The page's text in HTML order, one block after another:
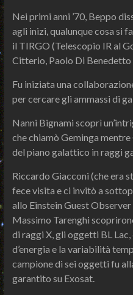
Nei primi anni ’70, Beppo
agli inizi, qualunque cosa si
il TIRGO (Telescopio IR al
Citterio, Paolo Di Benedetto
Fu iniziata una
per cercare gli ammassi di
Nanni Bignami scoprì
che chiamò Geminga
del piano galattico in raggi
Riccardo Giacconi (che era
fece visita e ci invitò a
allo Einstein Guest
Massimo Tarenghi
di raggi X, gli oggetti BL
d’energia e la variabilità
campione di sei oggetti fu
garantito su Exosat.